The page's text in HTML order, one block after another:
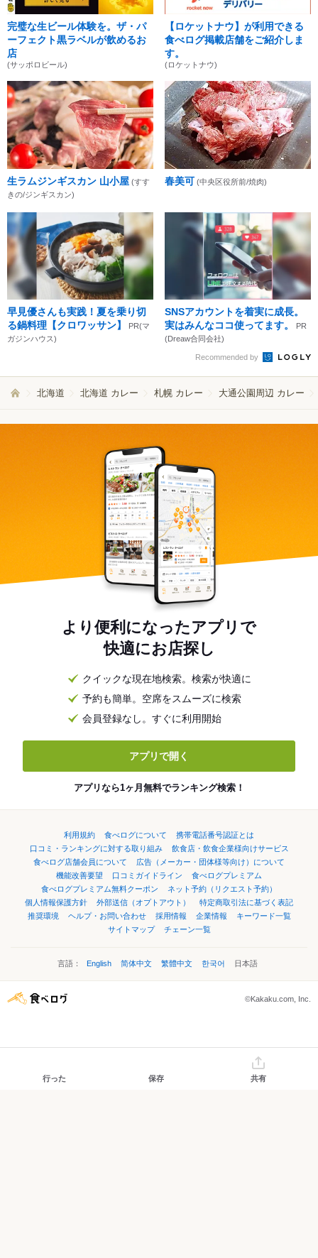
完璧な生ビール体験を。ザ・パ
ーフェクト黒ラベルが飲めるお
店
(サッポロビール)
【ロケットナウ】が利用できる
食べログ掲載店舗をご紹介しま
す。
(ロケットナウ)
生ラムジンギスカン 山小屋 (すす
きの/ジンギスカン)
春美可 (中央区役所前/焼肉)
早見優さんも実践！夏を乗り切
る鍋料理【クロワッサン】
PR(マ
ガジンハウス)
SNSアカウントを着実に成長。
実はみんなココ使ってます。
PR
(Dreaw合同会社)
Recommended by
北海道 北海道 カレー 札幌 カレー 大通公園周辺 カレー
より便利になったアプリで
快適にお店探し
クイックな現在地検索。検索が快適に
予約も簡単。空席をスムーズに検索
会員登録なし。すぐに利用開始
アプリで開く
アプリなら1ヶ月無料でランキング検索！
利用規約 食べログについて
携帯電話番号認証とは
口コミ・ランキングに対する取り組み
飲食店・飲食企業様向けサービス
食べログ店舗会員について
広告（メーカー・団体様等向け）について
機能改善要望
口コミガイドライン
食べログプレミアム
食べログプレミアム無料クーポン
ネット予約（リクエスト予約）
個人情報保護方針
外部送信（オプトアウト）
特定商取引法に基づく表記
推奨環境
ヘルプ・お問い合わせ 採用情報 企業情報
キーワード一覧
サイトマップ
チェーン一覧
言語： English 简体中文 繁體中文 한국어 日本語
©Kakaku.com, Inc.
行った 保存 共有